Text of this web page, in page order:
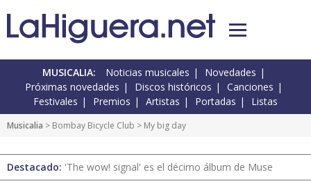
MUSICALIA: Noticias musicales
Novedades
Próximas novedades
Discos históricos
Canciones
Festivales
Premios Artistas Portadas Listas
Musicalia > Bombay Bicycle Club > My big day
Destacado: 'The wow! signal' es el décimo álbum de Muse